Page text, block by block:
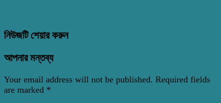
নিউজটি শেয়ার করুন
আপনার মন্তব্য
Your email address will not be published. Required fields
are marked *